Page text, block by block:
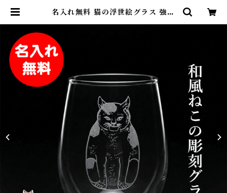
名入れ無料 猫の浮世絵グラス 強化
名入れ専門店 砂吹き工房ねこまたや